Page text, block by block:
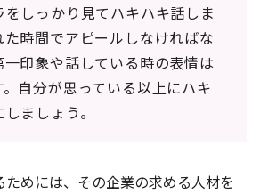
しっかり見てハキハキ話しま
た時間でアピールしなければな
一印象や話している時の表情は
。自分が思っている以上にハキ
ましょう。
ためには、その企業の求める人材を